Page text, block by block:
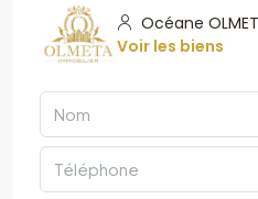
Océane
Voir les biens